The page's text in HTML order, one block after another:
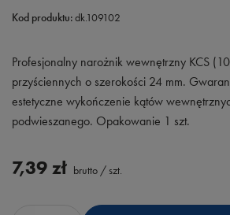
Kod produktu:dk.109102
Profesjonalny narożnik wewnętrzny KCS
przyściennych o szerokości 24 mm.
estetyczne wykończenie kątów
podwieszanego. Opakowanie 1 szt.
7,39 zł brutto / szt.